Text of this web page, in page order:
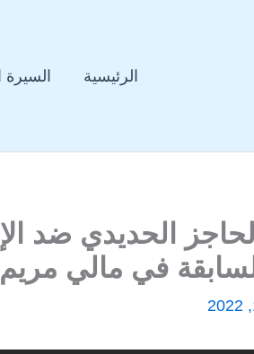
الرئيسية السيرة
الحديدي ضد
في مالي مريم